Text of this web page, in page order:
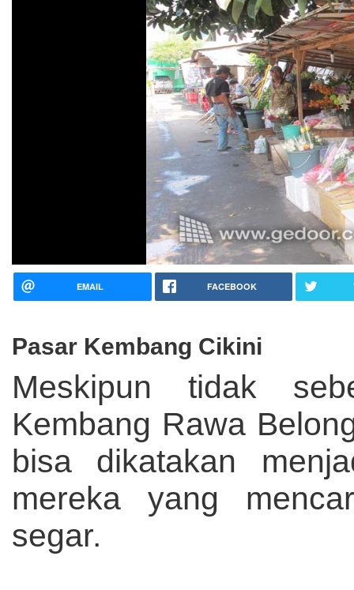
EMAIL FACEBOOK
Pasar Kembang Cikini
Meskipun tidak
Kembang Rawa
bisa dikatakan
mereka yang
segar.